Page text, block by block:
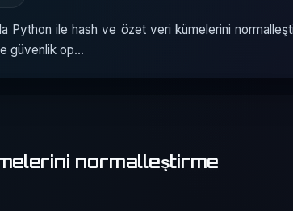
Python ile hash ve özet veri kümelerini
güvenlik op…
normalleştirme